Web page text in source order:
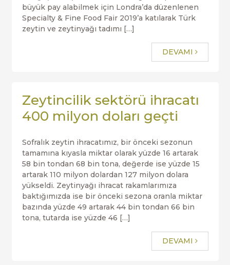
büyük pay alabilmek için Londra’da düzenlenen
Specialty & Fine Food Fair 2019’a katılarak Türk
zeytin ve zeytinyağı tadımı […]
DEVAMI
Zeytincilik sektörü ihracatı
400 milyon doları geçti
Sofralık zeytin ihracatımız, bir önceki sezonun
tamamına kıyasla miktar olarak yüzde 16 artarak
58 bin tondan 68 bin tona, değerde ise yüzde 15
artarak 110 milyon dolardan 127 milyon dolara
yükseldi. Zeytinyağı ihracat rakamlarımıza
baktığımızda ise bir önceki sezona oranla miktar
bazında yüzde 49 artarak 44 bin tondan 66 bin
tona, tutarda ise yüzde 46 […]
DEVAMI